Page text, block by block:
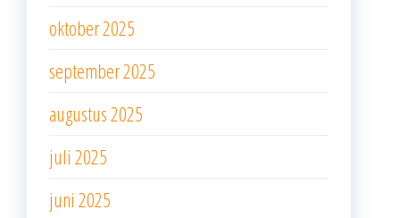
oktober 2025
september 2025
augustus 2025
juli 2025
juni 2025